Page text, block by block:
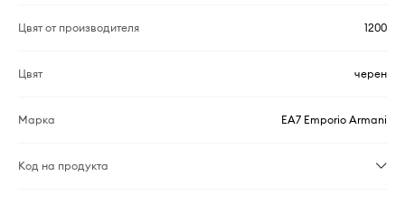
Цвят от производителя 1200
Цвят черен
Марка EA7 Emporio Armani
Код на продукта